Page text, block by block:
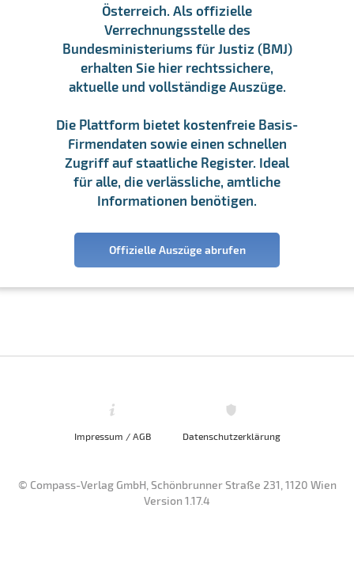
Österreich. Als offizielle
Verrechnungsstelle des
Bundesministeriums für Justiz (BMJ)
erhalten Sie hier rechtssichere,
aktuelle und vollständige Auszüge.
Die Plattform bietet kostenfreie Basis-
Firmendaten sowie einen schnellen
Zugriff auf staatliche Register. Ideal
für alle, die verlässliche, amtliche
Informationen benötigen.
Offizielle Auszüge abrufen
Impressum / AGB Datenschutzerklärung
© Compass-Verlag GmbH, Schönbrunner Straße 231, 1120 Wien
Version 1.17.4